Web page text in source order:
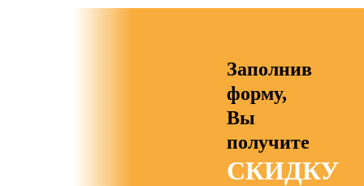
Заполнив
форму,
Вы
получите
СКИДКУ